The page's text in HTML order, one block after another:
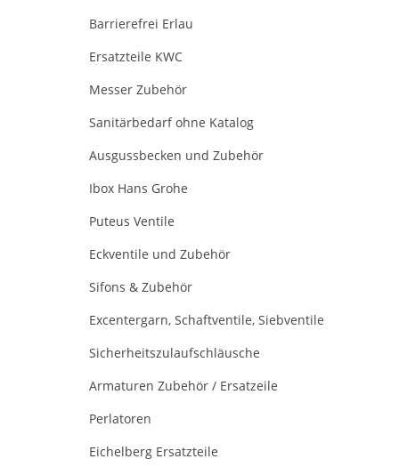
Barrierefrei Erlau
Ersatzteile KWC
Messer Zubehör
Sanitärbedarf ohne Katalog
Ausgussbecken und Zubehör
Ibox Hans Grohe
Puteus Ventile
Eckventile und Zubehör
Sifons & Zubehör
Excentergarn, Schaftventile, Siebventile
Sicherheitszulaufschläusche
Armaturen Zubehör / Ersatzeile
Perlatoren
Eichelberg Ersatzteile